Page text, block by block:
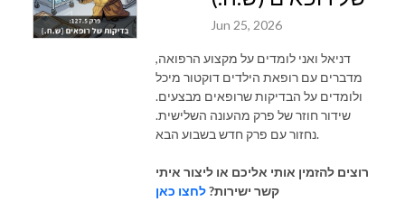
Jun 25, 2026
דניאל ואני לומדים על מקצוע הרפואה,
מדברים עם רופאת הילדים דוקטור מיכל
ולומדים על הבדיקות שרופאים מבצעים.
שידור חוזר של פרק מהעונה השלישית.
נחזור עם פרק חדש בשבוע הבא.
רוצים להזמין אותי אליכם או ליצור איתי
קשר ישירות?לחצו כאן